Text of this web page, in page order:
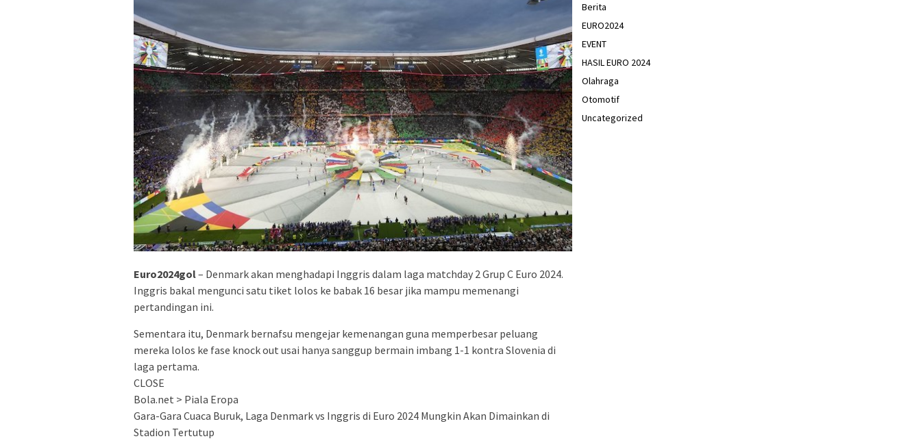
Euro2024gol– Denmark akan menghadapi Inggris dalam laga matchday 2 Grup C Euro 2024.
Inggris bakal mengunci satu tiket lolos ke babak 16 besar jika mampu memenangi
pertandingan ini.
Sementara itu, Denmark bernafsu mengejar kemenangan guna memperbesar peluang
mereka lolos ke fase knock out usai hanya sanggup bermain imbang 1-1 kontra Slovenia di
laga pertama.
CLOSE
Bola.net > Piala Eropa
Gara-Gara Cuaca Buruk, Laga Denmark vs Inggris di Euro 2024 Mungkin Akan Dimainkan di
Stadion Tertutup
Berita
EURO2024
EVENT
HASIL EURO 2024
Olahraga
Otomotif
Uncategorized